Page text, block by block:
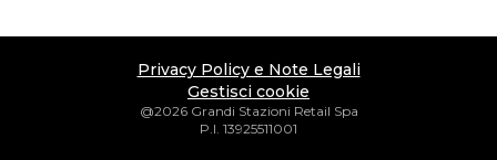
Privacy Policy e Note Legali
Gestisci cookie
@2026 Grandi Stazioni Retail Spa
P.I. 13925511001